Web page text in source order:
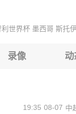
【秘印加杯】 弗拉姆
利世界杯 墨西哥 斯托
录像 动
08-07
19:35 中